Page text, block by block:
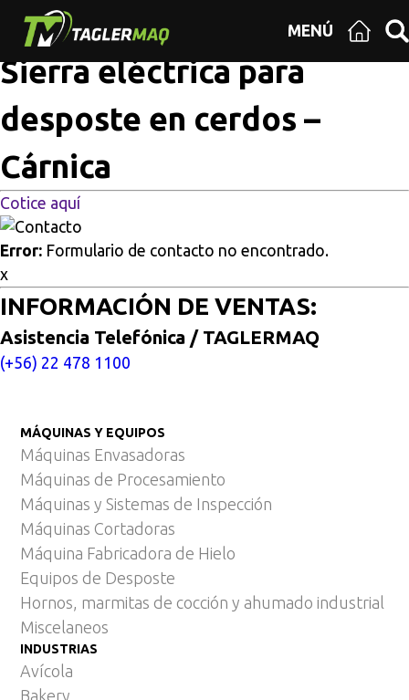
MENÚ
Multisitios
cerdos – Cárnica
Sierra eléctrica para
desposte en cerdos –
Cárnica
Cotice aquí
Error: Formulario de contacto no encontrado.
x
INFORMACIÓN DE VENTAS:
Asistencia Telefónica / TAGLERMAQ
(+56) 22 478 1100
MÁQUINAS Y EQUIPOS
Máquinas Envasadoras
Máquinas de Procesamiento
Máquinas y Sistemas de Inspección
Máquinas Cortadoras
Máquina Fabricadora de Hielo
Equipos de Desposte
Hornos, marmitas de cocción y ahumado industrial
Miscelaneos
INDUSTRIAS
Avícola
Bakery